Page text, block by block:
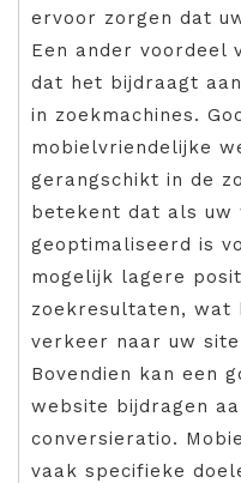
ervoor zorgen dat
Een ander voordeel
dat het bijdraagt
in zoekmachines.
mobielvriendelijke
gerangschikt in de
betekent dat als uw
geoptimaliseerd is
mogelijk lagere
zoekresultaten, wat
verkeer naar uw
Bovendien kan een
website bijdragen
conversieratio.
vaak specifieke